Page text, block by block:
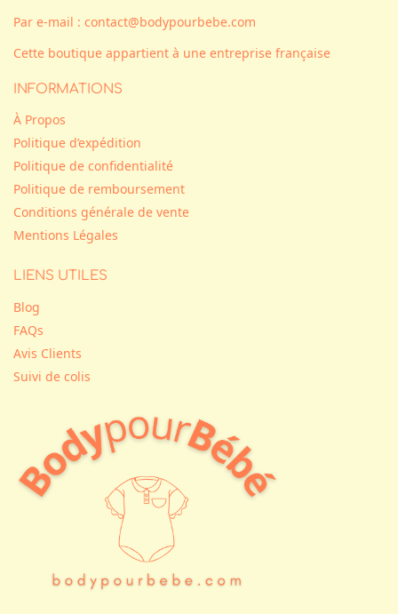
Par e-mail : contact@bodypourbebe.com
Cette boutique appartient à une entreprise française
INFORMATIONS
À Propos
Politique d’expédition
Politique de confidentialité
Politique de remboursement
Conditions générale de vente
Mentions Légales
LIENS UTILES
Blog
FAQs
Avis Clients
Suivi de colis